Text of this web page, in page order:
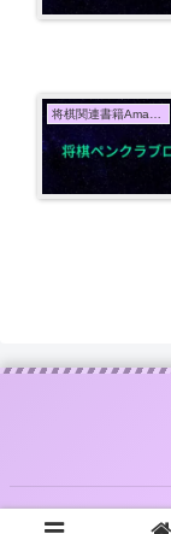
将棋関連書籍Amazon売上TOP10